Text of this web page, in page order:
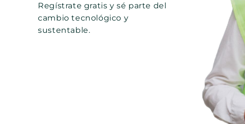
Regístrate gratis y sé parte del
cambio tecnológico y
sustentable.